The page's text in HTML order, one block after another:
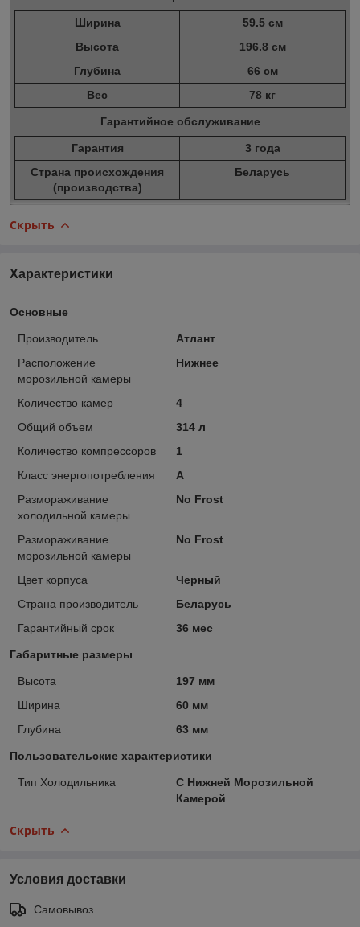
Ширина
59.5 см
Высота
196.8 см
Глубина
66 см
Вес
78 кг
Гарантийное обслуживание
Гарантия
3 года
Страна происхождения
(производства)
Беларусь
Скрыть
Характеристики
Основные
Производитель
Атлант
Расположение
морозильной камеры
Нижнее
Количество камер
4
Общий объем
314 л
Количество компрессоров
1
Класс энергопотребления
A
Размораживание
холодильной камеры
No Frost
Размораживание
морозильной камеры
No Frost
Цвет корпуса
Черный
Страна производитель
Беларусь
Гарантийный срок
36 мес
Габаритные размеры
Высота
197 мм
Ширина
60 мм
Глубина
63 мм
Пользовательские характеристики
Тип Холодильника
С Нижней Морозильной
Камерой
Скрыть
Условия доставки
Самовывоз